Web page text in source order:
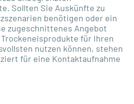
Sollten Sie Auskünfte zu
benötigen oder ein
zugeschnittenes Angebot
für Ihren
nutzen können, stehen
für eine Kontaktaufnahme